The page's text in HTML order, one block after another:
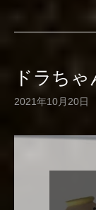
ドラち
2021年10月20日